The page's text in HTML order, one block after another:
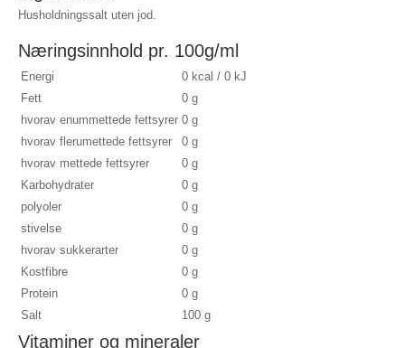
Husholdningssalt uten jod.
Næringsinnhold pr. 100g/ml
Energi
0 kcal / 0 kJ
Fett
0 g
hvorav enummettede fettsyrer 0 g
hvorav flerumettede fettsyrer
0 g
hvorav mettede fettsyrer
0 g
Karbohydrater
0 g
polyoler
0 g
stivelse
0 g
hvorav sukkerarter
0 g
Kostfibre
0 g
Protein
0 g
Salt
100 g
Vitaminer og mineraler